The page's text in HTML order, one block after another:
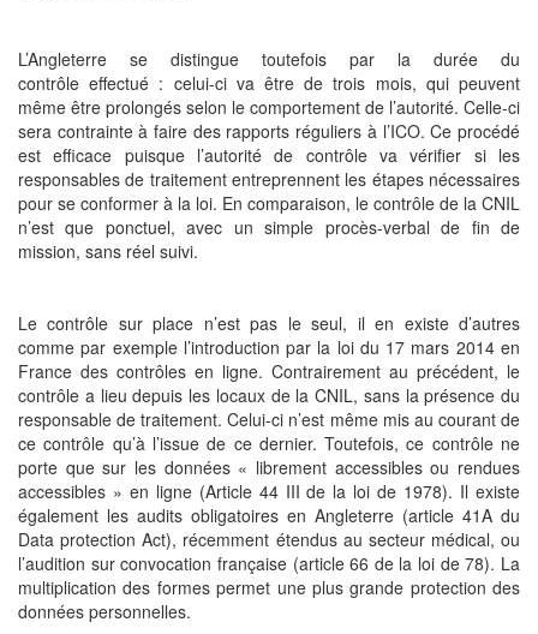
L’Angleterre se distingue toutefois par la durée du
contrôle effectué : celui-ci va être de trois mois, qui peuvent
même être prolongés selon le comportement de l’autorité. Celle-ci
sera contrainte à faire des rapports réguliers à l’ICO. Ce procédé
est efficace puisque l’autorité de contrôle va vérifier si les
responsables de traitement entreprennent les étapes nécessaires
pour se conformer à la loi. En comparaison, le contrôle de la CNIL
n’est que ponctuel, avec un simple procès-verbal de fin de
mission, sans réel suivi.
Le contrôle sur place n’est pas le seul, il en existe d’autres
comme par exemple l’introduction par la loi du 17 mars 2014 en
France des contrôles en ligne. Contrairement au précédent, le
contrôle a lieu depuis les locaux de la CNIL, sans la présence du
responsable de traitement. Celui-ci n’est même mis au courant de
ce contrôle qu’à l’issue de ce dernier. Toutefois, ce contrôle ne
porte que sur les données « librement accessibles ou rendues
accessibles » en ligne (Article 44 III de la loi de 1978). Il existe
également les audits obligatoires en Angleterre (article 41A du
Data protection Act), récemment étendus au secteur médical, ou
l’audition sur convocation française (article 66 de la loi de 78). La
multiplication des formes permet une plus grande protection des
données personnelles.